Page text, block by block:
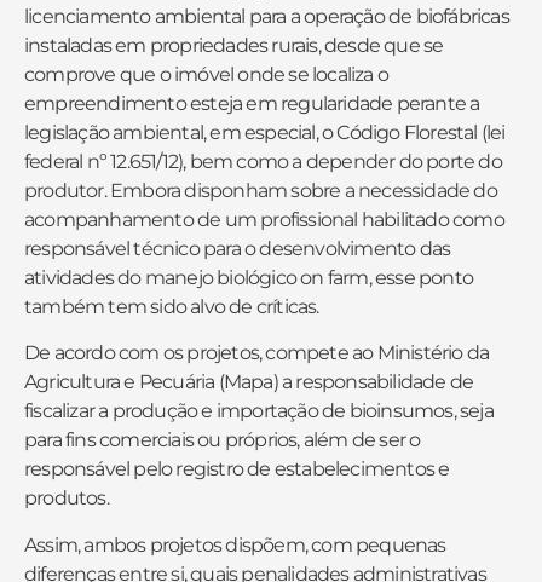
licenciamento ambiental para a operação de biofábricas
instaladas em propriedades rurais, desde que se
comprove que o imóvel onde se localiza o
empreendimento esteja em regularidade perante a
legislação ambiental, em especial, o Código Florestal (lei
federal nº 12.651/12), bem como a depender do porte do
produtor. Embora disponham sobre a necessidade do
acompanhamento de um profissional habilitado como
responsável técnico para o desenvolvimento das
atividades do manejo biológico on farm, esse ponto
também tem sido alvo de críticas.
De acordo com os projetos, compete ao Ministério da
Agricultura e Pecuária (Mapa) a responsabilidade de
fiscalizar a produção e importação de bioinsumos, seja
para fins comerciais ou próprios, além de ser o
responsável pelo registro de estabelecimentos e
produtos.
Assim, ambos projetos dispõem, com pequenas
diferenças entre si, quais penalidades administrativas